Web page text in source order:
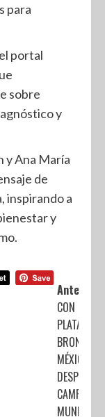
para
portal
sobre
y
y Ana María
de
inspirando a
y
Anterior:
CON DOS
PLATAS Y
BRONCE,
MÉXICO SE
DESPIDE
MUNDIAL